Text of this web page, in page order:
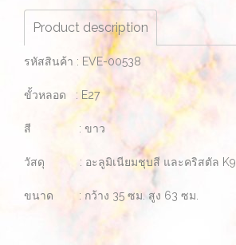
Product description
รหัสสินค้า : EVE-00538
ขั้วหลอด : E27
สี : ขาว
วัสดุ : อะลูมิเนียมชุบสี และคริสตัล K9
ขนาด : กว้าง 35 ซม. สูง 63 ซม.